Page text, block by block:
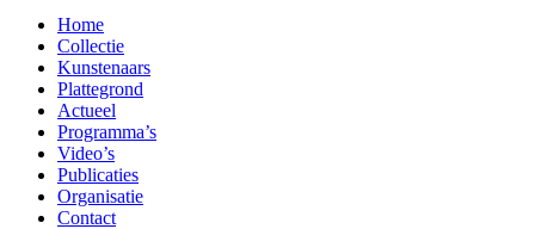
Home
Collectie
Kunstenaars
Plattegrond
Actueel
Programma’s
Video’s
Publicaties
Organisatie
Contact